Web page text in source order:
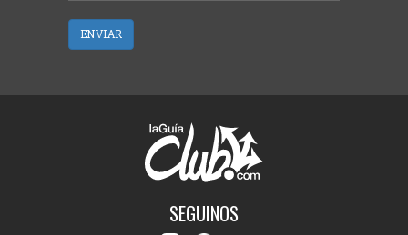
ENVIAR
SEGUINOS